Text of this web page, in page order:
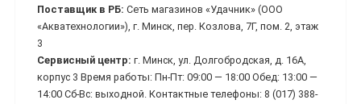
Поставщик в РБ: Сеть магазинов «Удачник» (ООО
«Акватехнологии»), г. Минск, пер. Козлова, 7Г, пом. 2, этаж
3
Сервисный центр: г. Минск, ул. Долгобродская, д. 16A,
корпус 3 Время работы: Пн-Пт: 09:00 — 18:00 Обед: 13:00 —
14:00 Сб-Вс: выходной. Контактные телефоны: 8 (017) 388-